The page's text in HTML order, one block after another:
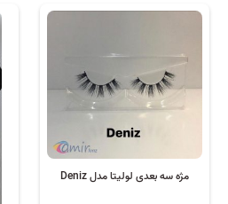
مژه سه بعدی لولیتا مدل Deniz